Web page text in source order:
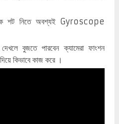
শট নিতে অবশ্যই Gyroscope
বুজতে পারবেন ক্যামেরা ফাংশন
কিভাবে কাজ করে ।